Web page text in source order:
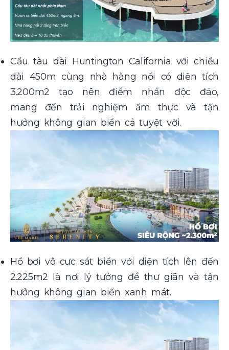
Cầu tàu dài Huntington California với chiều
dài 450m cùng nhà hàng nổi có diện tích
3.200m2 tạo nên điểm nhấn độc đáo,
mang đến trải nghiệm ẩm thực và tận
hưởng không gian biển cả tuyệt vời.
Hồ bơi vô cực sát biển với diện tích lên đến
2.225m2 là nơi lý tưởng để thư giãn và tận
hưởng không gian biển xanh mát.